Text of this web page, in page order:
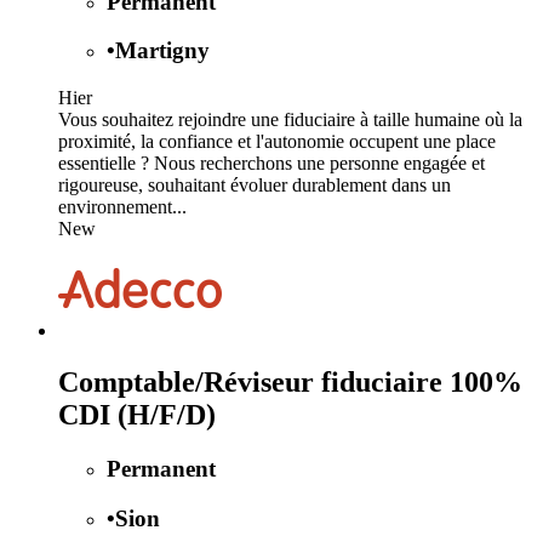
•Martigny
Hier
Vous souhaitez rejoindre une fiduciaire à taille humaine où la
proximité, la confiance et l'autonomie occupent une place
essentielle ? Nous recherchons une personne engagée et
rigoureuse, souhaitant évoluer durablement dans un
environnement...
New
Comptable/Réviseur fiduciaire 100%
CDI (H/F/D)
Permanent
•Sion